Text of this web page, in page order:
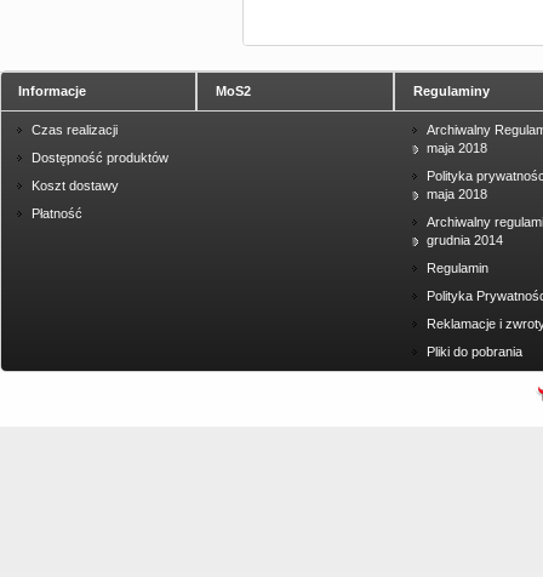
Informacje
Czas realizacji
Dostępność produktów
Koszt dostawy
Płatność
MoS2 Regulaminy
Archiwalny
maja 2018
Polityka
maja 2018
Archiwalny
grudnia 2014
Regulamin
Polityka
Reklamacje i
Pliki do pobrania